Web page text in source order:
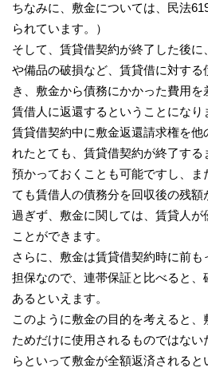
ちなみに、敷金については、民法
られています。）
そして、賃貸借契約が終了した後
や備品の破損など、賃貸借に対する
き、敷金から債務にかかった費用
賃借人に返還するということになり
賃貸借契約中に敷金返還請求権を他
れたとても、賃貸借契約が終了する
預かっておくことも可能ですし、ま
ても賃借人の債務分を回収後の残額
過ぎず、敷金に関しては、賃貸人が
ことができます。
さらに、敷金は賃貸借契約時に前
担保なので、連帯保証と比べると
あるといえます。
このように敷金の目的を考えると
ためだけに使用されるものではな
らといって敷金が全額返済される